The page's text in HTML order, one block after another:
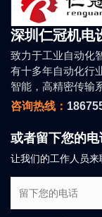
深圳仁冠机电
致力于工业自动化
有十多年自动化行
智能，高精密传输
咨询热线：
或者留下您的电
让我们的工作人员来